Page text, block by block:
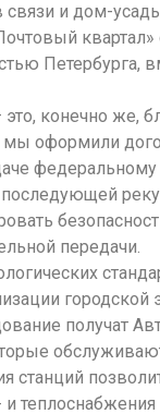
связи и дом-
квартал»
Петербурга,
конечно же,
оформили
федераль­ному
передачи.
городской
получат
станций
тепло­снаб­жения